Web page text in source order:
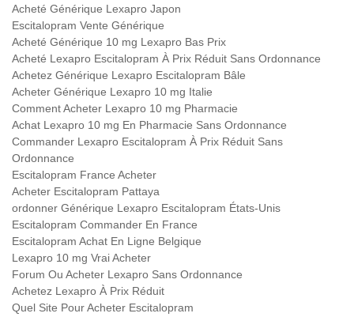
Acheté Générique Lexapro Japon
Escitalopram Vente Générique
Acheté Générique 10 mg Lexapro Bas Prix
Acheté Lexapro Escitalopram À Prix Réduit Sans Ordonnance
Achetez Générique Lexapro Escitalopram Bâle
Acheter Générique Lexapro 10 mg Italie
Comment Acheter Lexapro 10 mg Pharmacie
Achat Lexapro 10 mg En Pharmacie Sans Ordonnance
Commander Lexapro Escitalopram À Prix Réduit Sans
Ordonnance
Escitalopram France Acheter
Acheter Escitalopram Pattaya
ordonner Générique Lexapro Escitalopram États-Unis
Escitalopram Commander En France
Escitalopram Achat En Ligne Belgique
Lexapro 10 mg Vrai Acheter
Forum Ou Acheter Lexapro Sans Ordonnance
Achetez Lexapro À Prix Réduit
Quel Site Pour Acheter Escitalopram